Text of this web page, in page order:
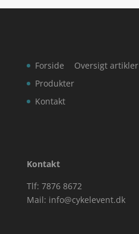
Forside
Produkter
Kontakt
Oversigt artikler
Kontakt
Tlf: 7876 8672
Mail: info@cykelevent.dk